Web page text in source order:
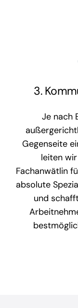
3.
Je nach
Gegenseite
leiten
Fachanwätlin
absolute
und